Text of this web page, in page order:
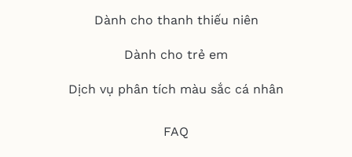
Dành cho thanh thiếu niên
Dành cho trẻ em
Dịch vụ phân tích màu sắc cá nhân
FAQ